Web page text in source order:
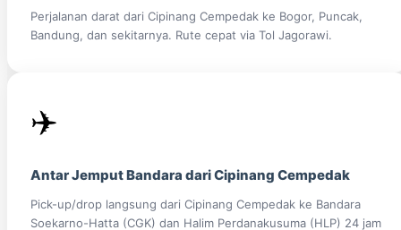
Perjalanan darat dari Cipinang Cempedak ke Bogor, Puncak,
Bandung, dan sekitarnya. Rute cepat via Tol Jagorawi.
✈️
Antar Jemput Bandara dari Cipinang Cempedak
Pick-up/drop langsung dari Cipinang Cempedak ke Bandara
Soekarno-Hatta (CGK) dan Halim Perdanakusuma (HLP) 24 jam